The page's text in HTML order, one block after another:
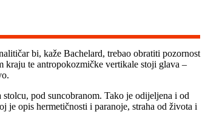
bi, kaže Bachelard, trebao obratiti pozornost
kraju te antropokozmičke vertikale stoji glava –
pod suncobranom. Tako je odijeljena i od
je opis hermetičnosti i paranoje, straha od života i